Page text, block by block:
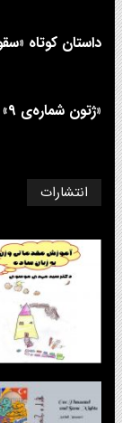
داستان کوتاه
«ژتون شماره‌ی ۹» داستانی از هرمز دولتی‌جلیلیان
انتشارات